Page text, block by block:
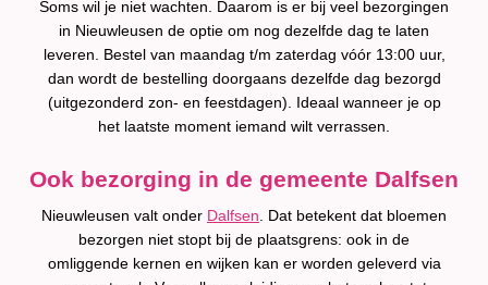
Soms wil je niet wachten. Daarom is er bij veel bezorgingen
in Nieuwleusen de optie om nog dezelfde dag te laten
leveren. Bestel van maandag t/m zaterdag vóór 13:00 uur,
dan wordt de bestelling doorgaans dezelfde dag bezorgd
(uitgezonderd zon- en feestdagen). Ideaal wanneer je op
het laatste moment iemand wilt verrassen.
Ook bezorging in de gemeente Dalfsen
Nieuwleusen valt onder Dalfsen . Dat betekent dat bloemen
bezorgen niet stopt bij de plaatsgrens: ook in de
omliggende kernen en wijken kan er worden geleverd via